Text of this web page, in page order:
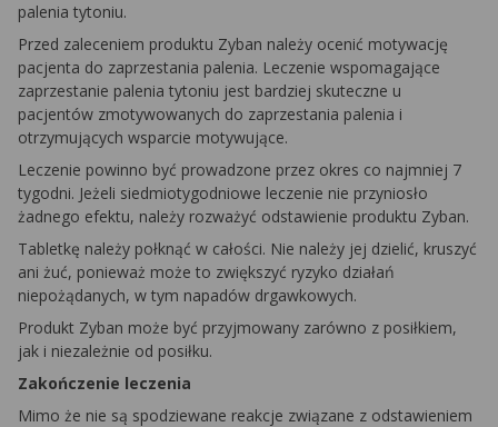
palenia tytoniu.
Przed zaleceniem produktu Zyban należy ocenić motywację
pacjenta do zaprzestania palenia. Leczenie wspomagające
zaprzestanie palenia tytoniu jest bardziej skuteczne u
pacjentów zmotywowanych do zaprzestania palenia i
otrzymujących wsparcie motywujące.
Leczenie powinno być prowadzone przez okres co najmniej 7
tygodni. Jeżeli siedmiotygodniowe leczenie nie przyniosło
żadnego efektu, należy rozważyć odstawienie produktu Zyban.
Tabletkę należy połknąć w całości. Nie należy jej dzielić, kruszyć
ani żuć, ponieważ może to zwiększyć ryzyko działań
niepożądanych, w tym napadów drgawkowych.
Produkt Zyban może być przyjmowany zarówno z posiłkiem,
jak i niezależnie od posiłku.
Zakończenie leczenia
Mimo że nie są spodziewane reakcje związane z odstawieniem